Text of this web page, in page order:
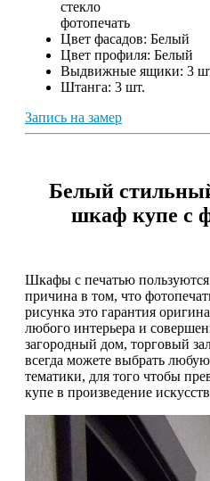
стекло
фотопечать
Цвет фасадов: Белый
Цвет профиля: Белый
Выдвижные ящики: 3
Штанга: 3 шт.
Запись на замер
Белый
шкаф купе с
Шкафы с печатью
причина в том, что
рисунка это гарантия
любого интерьера и
загородный дом, торговый
всегда можете выбрать
тематики, для того чтобы
купе в произведение